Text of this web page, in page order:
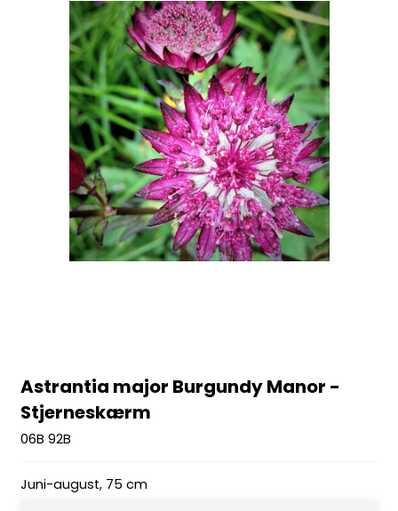
Astrantia major Burgundy Manor -
Stjerneskærm
06B 92B
Juni-august, 75 cm